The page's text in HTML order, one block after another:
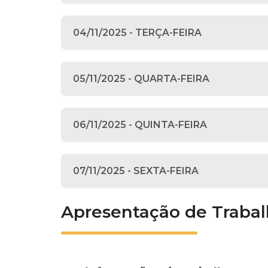
04/11/2025 - TERÇA-FEIRA
05/11/2025 - QUARTA-FEIRA
06/11/2025 - QUINTA-FEIRA
07/11/2025 - SEXTA-FEIRA
Apresentação de